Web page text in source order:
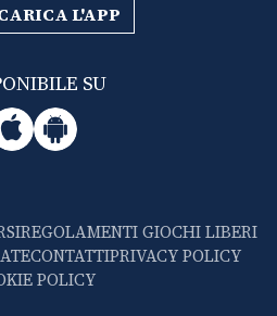
L'APP
SU
REGOLAMENTI GIOCHI LIBERI
CONTATTIPRIVACY POLICY
POLICY